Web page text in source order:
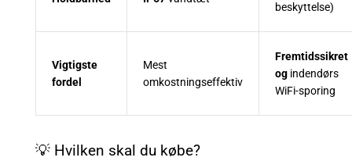
beskyttelse)
Vigtigste
fordel
Mest
omkostningseffektiv
Fremtidssikret
og indendørs
WiFi-sporing
💡 Hvilken skal du købe?